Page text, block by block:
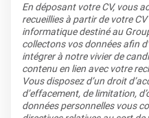
En déposant votre CV, vous
recueillies à partir de votre
informatique destiné au
collectons vos données afin
intégrer à notre vivier de
contenu en lien avec votre
Vous disposez d’un droit
d’effacement, de limitation,
données personnelles vous